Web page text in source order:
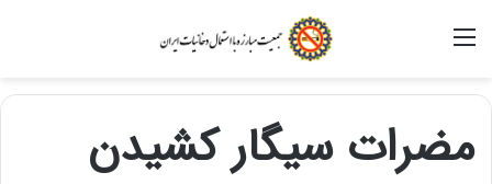
مضرات سیگار کشیدن